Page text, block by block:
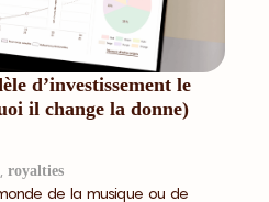
d’investissement le
il change la donne)
de la musique ou de
royalties